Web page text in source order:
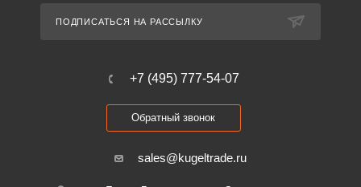
ПОДПИСАТЬСЯ НА РАССЫЛКУ
+7 (495) 777-54-07
Обратный звонок
sales@kugeltrade.ru